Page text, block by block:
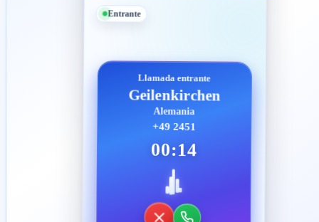
Entrante
Llamada entrante
Geilenkirchen
Alemania
+49 2451
00:14